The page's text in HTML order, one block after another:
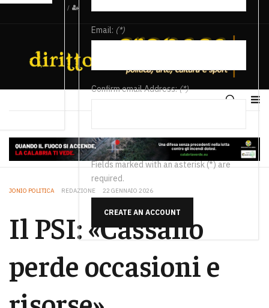
/
Email: (*)
Confirm email Address:(*)
Fields marked with an asterisk (*) are
required.
CREATE AN ACCOUNT
JONIO POLITICA REDAZIONE 22 GENNAIO 2026
Il PSI: «Cassano
perde occasioni e